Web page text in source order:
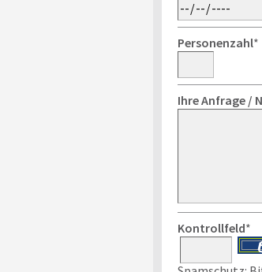
Personenzahl*
Ihre Anfrage /
Kontrollfeld*